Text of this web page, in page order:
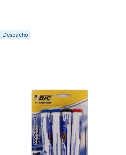
Despacho